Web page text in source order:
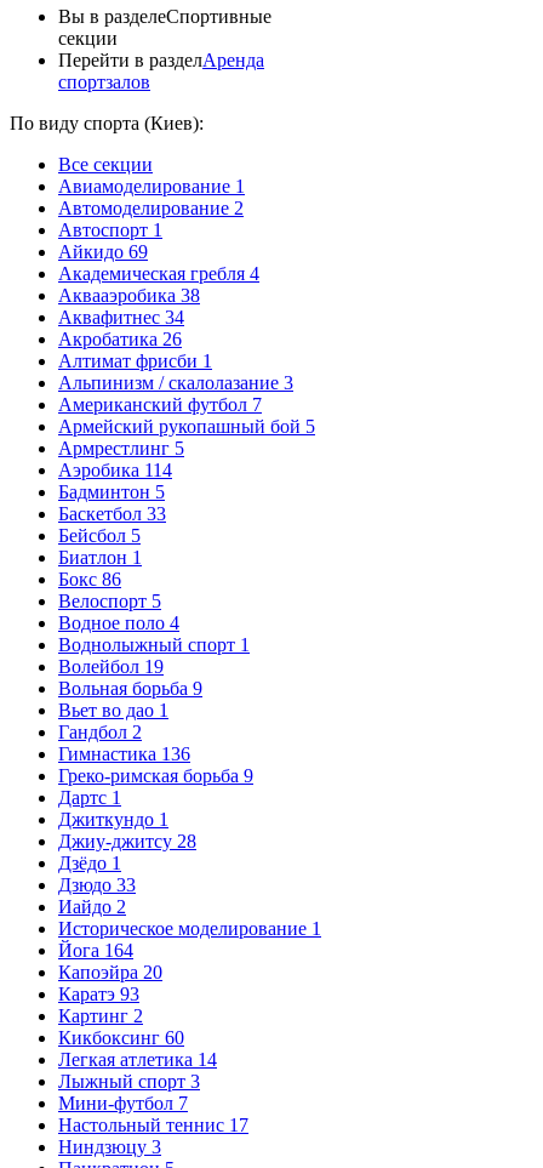
Вы в разделеСпортивные
секции
Перейти в разделАренда
спортзалов
По виду спорта (Киев):
Все секции
Авиамоделирование 1
Автомоделирование 2
Автоспорт 1
Айкидо 69
Академическая гребля 4
Аквааэробика 38
Аквафитнес 34
Акробатика 26
Алтимат фрисби 1
Альпинизм / скалолазание 3
Американский футбол 7
Армейский рукопашный бой 5
Армрестлинг 5
Аэробика 114
Бадминтон 5
Баскетбол 33
Бейсбол 5
Биатлон 1
Бокс 86
Велоспорт 5
Водное поло 4
Воднолыжный спорт 1
Волейбол 19
Вольная борьба 9
Вьет во дао 1
Гандбол 2
Гимнастика 136
Греко-римская борьба 9
Дартс 1
Джиткундо 1
Джиу-джитсу 28
Дзёдо 1
Дзюдо 33
Иайдо 2
Историческое моделирование 1
Йога 164
Капоэйра 20
Каратэ 93
Картинг 2
Кикбоксинг 60
Легкая атлетика 14
Лыжный спорт 3
Мини-футбол 7
Настольный теннис 17
Ниндзюцу 3